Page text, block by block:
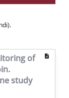
of
study